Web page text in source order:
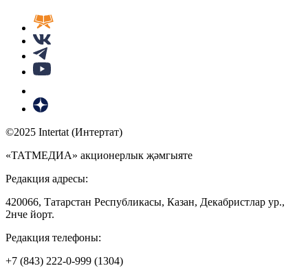
©2025 Intertat (Интертат)
«ТАТМЕДИА» акционерлык җәмгыяте
Редакция адресы:
420066, Татарстан Республикасы, Казан, Декабристлар ур.,
2нче йорт.
Редакция телефоны:
+7 (843) 222-0-999 (1304)